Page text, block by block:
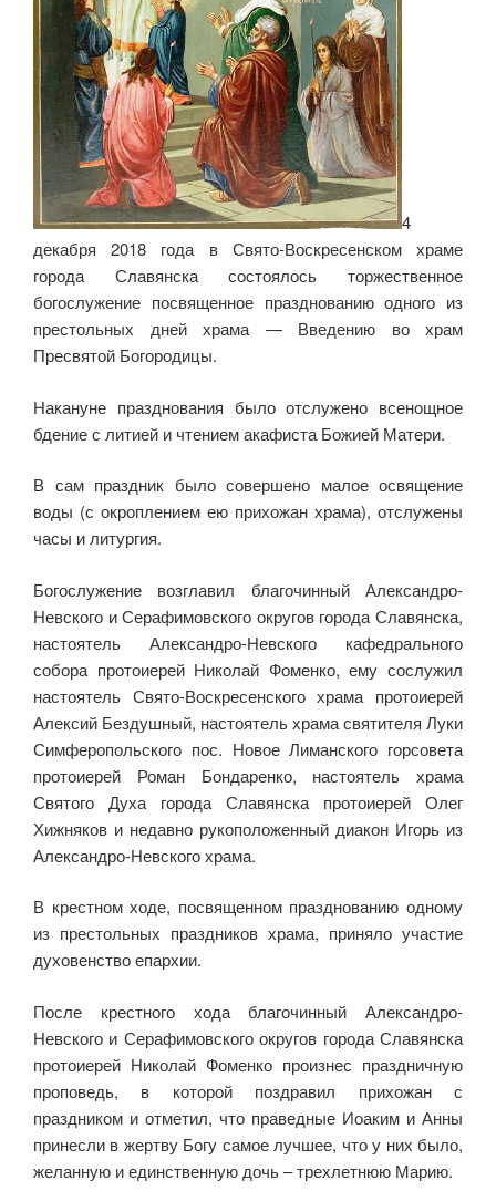
4
декабря 2018 года в Свято-Воскресенском храме
города Славянска состоялось торжественное
богослужение посвященное празднованию одного из
престольных дней храма — Введению во храм
Пресвятой Богородицы.
Накануне празднования было отслужено всенощное
бдение с литией и чтением акафиста Божией Матери.
В сам праздник было совершено малое освящение
воды (с окроплением ею прихожан храма), отслужены
часы и литургия.
Богослужение возглавил благочинный Александро-
Невского и Серафимовского округов города Славянска,
настоятель Александро-Невского кафедрального
собора протоиерей Николай Фоменко, ему сослужил
настоятель Свято-Воскресенского храма протоиерей
Алексий Бездушный, настоятель храма святителя Луки
Симферопольского пос. Новое Лиманского горсовета
протоиерей Роман Бондаренко, настоятель храма
Святого Духа города Славянска протоиерей Олег
Хижняков и недавно рукоположенный диакон Игорь из
Александро-Невского храма.
В крестном ходе, посвященном празднованию одному
из престольных праздников храма, приняло участие
духовенство епархии.
После крестного хода благочинный Александро-
Невского и Серафимовского округов города Славянска
протоиерей Николай Фоменко произнес праздничную
проповедь, в которой поздравил прихожан с
праздником и отметил, что праведные Иоаким и Анны
принесли в жертву Богу самое лучшее, что у них было,
желанную и единственную дочь – трехлетнюю Марию.